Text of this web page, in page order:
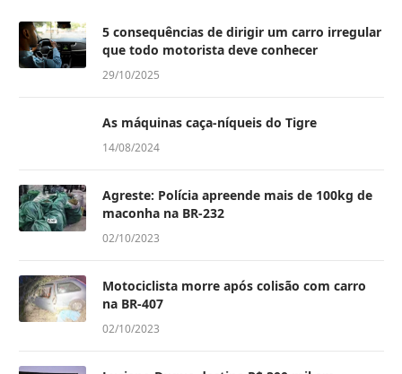
5 consequências de dirigir um carro irregular
que todo motorista deve conhecer
29/10/2025
As máquinas caça-níqueis do Tigre
14/08/2024
Agreste: Polícia apreende mais de 100kg de
maconha na BR-232
02/10/2023
Motociclista morre após colisão com carro
na BR-407
02/10/2023